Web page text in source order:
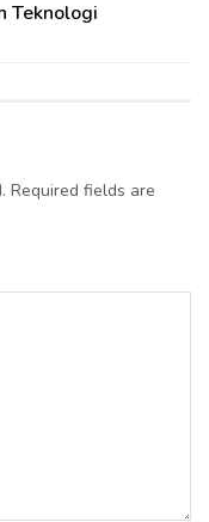
Teknologi
Required fields are